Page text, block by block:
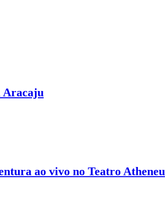
Aracaju
ao vivo no Teatro Atheneu